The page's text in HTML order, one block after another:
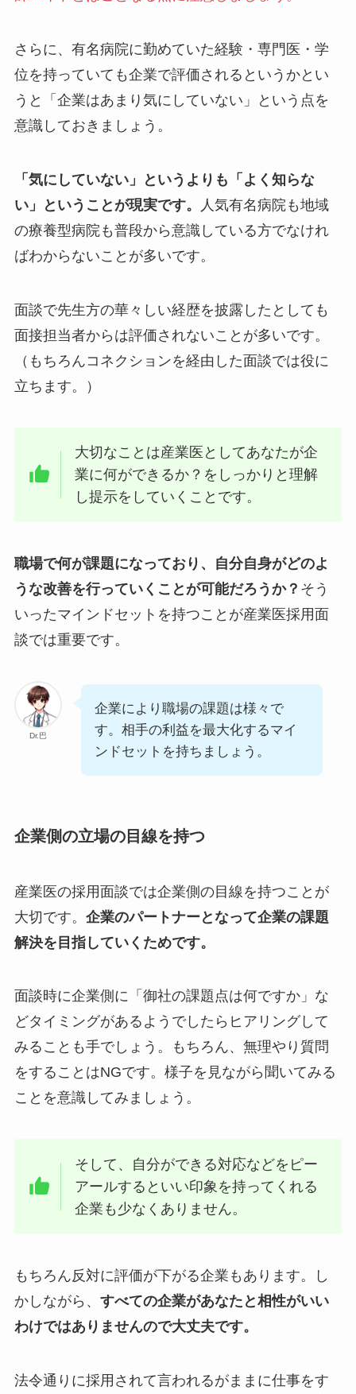
さらに、有名病院に勤めていた経験・専門医・学
位を持っていても企業で評価されるというかとい
うと「企業はあまり気にしていない」という点を
意識しておきましょう。
「気にしていない」というよりも「よく知らな
い」ということが現実です。
人気有名病院も地域
の療養型病院も普段から意識している方でなけれ
ばわからないことが多いです。
面談で先生方の華々しい経歴を披露したとしても
面接担当者からは評価されないことが多いです。
（もちろんコネクションを経由した面談では役に
立ちます。）
大切なことは産業医としてあなたが企
業に何ができるか？をしっかりと理解
し提示をしていくことです。
職場で何が課題になっており、自分自身がどのよ
うな改善を行っていくことが可能だろうか？ そう
いったマインドセットを持つことが産業医採用面
談では重要です。
Dr.巴
企業により職場の課題は様々で
す。相手の利益を最大化するマイ
ンドセットを持ちましょう。
企業側の立場の目線を持つ
産業医の採用面談では企業側の目線を持つことが
大切です。 企業のパートナーとなって企業の課題
解決を目指していくためです。
面談時に企業側に「御社の課題点は何ですか」な
どタイミングがあるようでしたらヒアリングして
みることも手でしょう。もちろん、無理やり質問
をすることはNGです。様子を見ながら聞いてみる
ことを意識してみましょう。
そして、自分ができる対応などをピー
アールするといい印象を持ってくれる
企業も少なくありません。
もちろん反対に評価が下がる企業もあります。し
かしながら、 すべての企業があなたと相性がいい
わけではありませんので大丈夫です。
法令通りに採用されて言われるがままに仕事をす